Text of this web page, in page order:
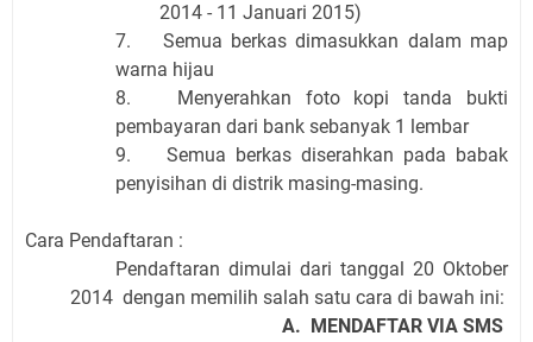
2014 - 11 Januari 2015)
7.
Semua berkas dimasukkan dalam map
warna hijau
8.
Menyerahkan fotokopi tanda bukti
pembayaran dari bank sebanyak 1 lembar
9.
Semua berkas diserahkan pada babak
penyisihan di distrik masing-masing.
Cara Pendaftaran :
Pendaftaran dimulai dari tanggal 20 Oktober
2014 dengan memilih salah satu cara di bawah ini:
A. MENDAFTAR VIA SMS